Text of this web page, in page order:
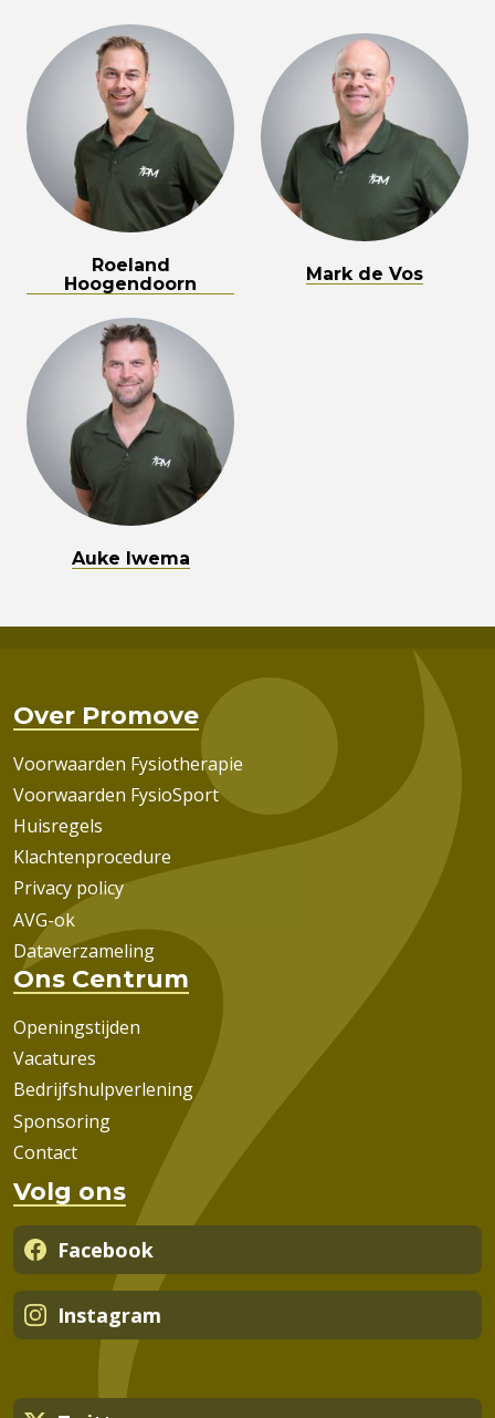
Roeland
Hoogendoorn
Mark de Vos
Auke Iwema
Over Promove
Voorwaarden Fysiotherapie
Voorwaarden FysioSport
Huisregels
Klachtenprocedure
Privacy policy
AVG-ok
Dataverzameling
Ons Centrum
Openingstijden
Vacatures
Bedrijfshulpverlening
Sponsoring
Contact
Volg ons
Facebook
Instagram